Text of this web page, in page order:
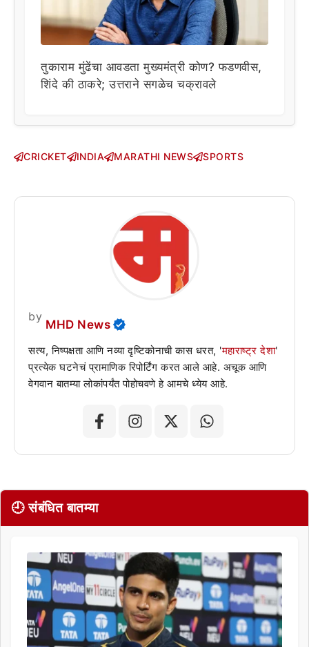
तुकाराम मुंढेंचा आवडता मुख्यमंत्री कोण? फडणवीस,
शिंदे की ठाकरे; उत्तराने सगळेच चक्रावले
CRICKET INDIA MARATHI NEWS SPORTS
by
MHD News
सत्य, निष्पक्षता आणि नव्या दृष्टिकोनाची कास धरत, 'महाराष्ट्र देशा'
प्रत्येक घटनेचं प्रामाणिक रिपोर्टिंग करत आले आहे. अचूक आणि
वेगवान बातम्या लोकांपर्यंत पोहोचवणे हे आमचे ध्येय आहे.
🕘 संबंधित बातम्या